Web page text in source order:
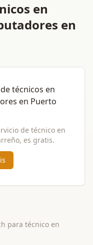
en
en
técnicos en
en Puerto
de técnico en
, es gratis.
paratécnico en